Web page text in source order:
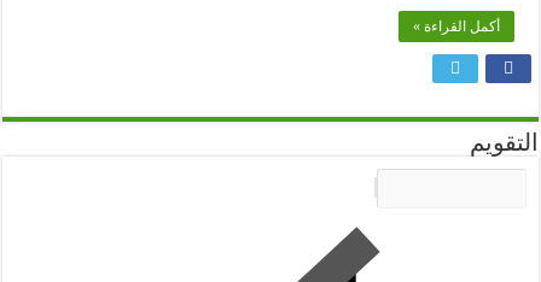
أكمل القراءة »
التقويم